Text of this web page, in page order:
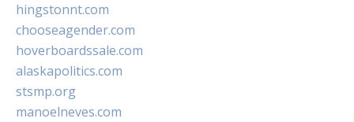
hingstonnt.com
chooseagender.com
hoverboardssale.com
alaskapolitics.com
stsmp.org
manoelneves.com